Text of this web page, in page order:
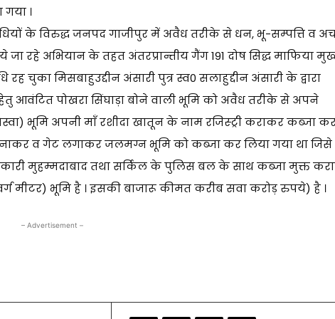
।
के विरुद्ध जनपद गाजीपुर में अवैध तरीके से धन, भू-सम्पत्ति व
रहे अभियान के तहत अंतरप्रान्तीय गैंग 191 दोष सिद्ध माफिया
चुका मिसबाहुउद्दीन अंसारी पुत्र स्व0 सलाहुद्दीन अंसारी के द्वारा
आवंटित पोखरा सिंघाड़ा बोने वाली भूमि को अवैध तरीके से अपने
भूमि अपनी माँ रशीदा खातून के नाम रजिस्ट्री कराकर कब्जा
व गेट लगाकर जलमग्न भूमि को कब्जा कर लिया गया था जिसे
मुहम्मदाबाद तथा सर्किल के पुलिस बल के साथ कब्जा मुक्त
मीटर) भूमि है । इसकी बाजारू कीमत करीब सवा करोड़ रुपये) है ।
– Advertisement –